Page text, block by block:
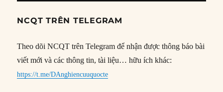
NCQT TRÊN TELEGRAM
Theo dõi NCQT trên Telegram để nhận được thông báo bài
viết mới và các thông tin, tài liệu… hữu ích khác:
https://t.me/DAnghiencuuquocte